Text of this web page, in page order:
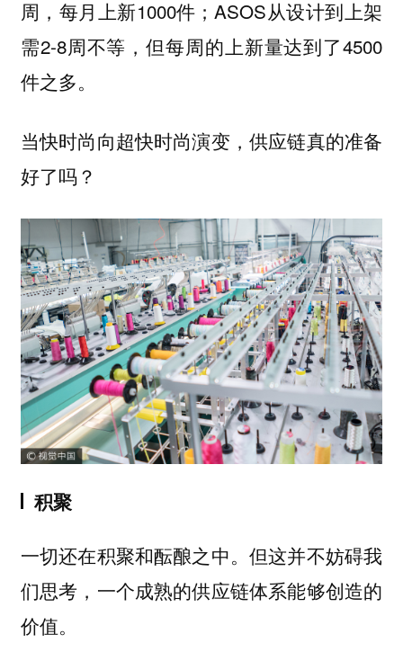
周，每月上新1000件；ASOS从设计到上架
需2-8周不等，但每周的上新量达到了4500
件之多。
当快时尚向超快时尚演变，供应链真的准备
好了吗？
积聚
一切还在积聚和酝酿之中。但这并不妨碍我
们思考，一个成熟的供应链体系能够创造的
价值。